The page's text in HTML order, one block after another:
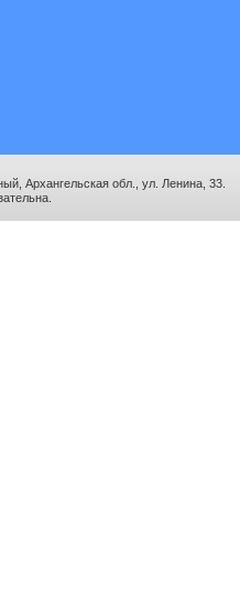
Архангельская обл., ул. Ленина, 33.